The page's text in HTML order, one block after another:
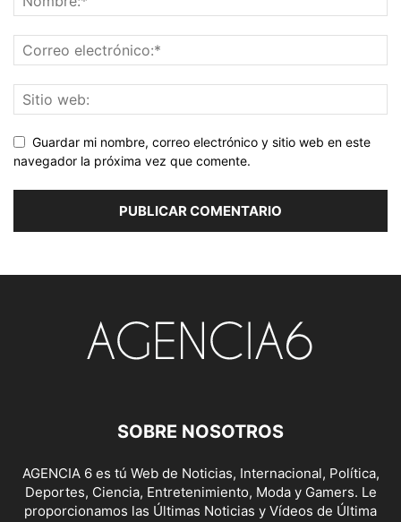
Guardar mi nombre, correo electrónico y sitio web en este
navegador la próxima vez que comente.
SOBRE NOSOTROS
AGENCIA 6 es tú Web de Noticias, Internacional, Política,
Deportes, Ciencia, Entretenimiento, Moda y Gamers. Le
proporcionamos las Últimas Noticias y Vídeos de Última